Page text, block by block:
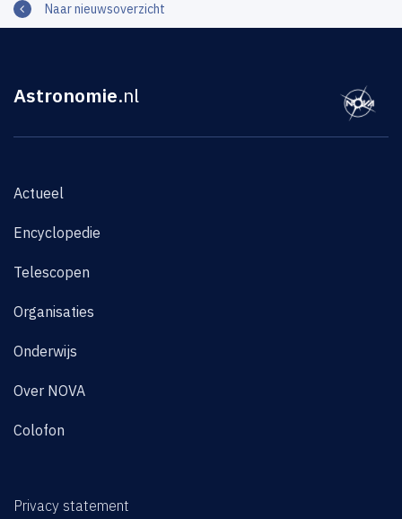
Naar nieuwsoverzicht
Astronomie.nl
Actueel
Encyclopedie
Telescopen
Organisaties
Onderwijs
Over NOVA
Colofon
Privacy statement